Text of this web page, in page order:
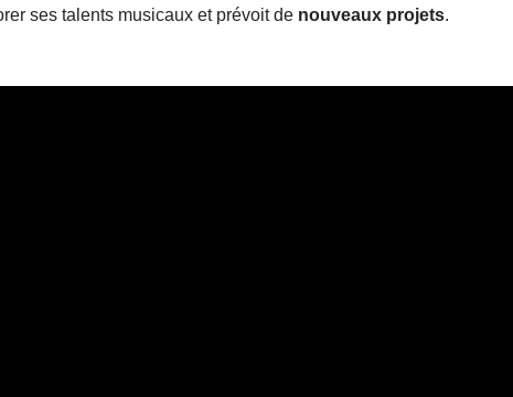
ses talents musicaux et prévoit de nouveaux projets.